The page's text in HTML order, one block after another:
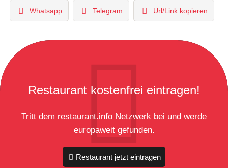
Whatsapp Telegram Url/Link kopieren
Restaurant kostenfrei eintragen!
Tritt dem restaurant.info Netzwerk bei und werde
europaweit gefunden.
Restaurant jetzt eintragen